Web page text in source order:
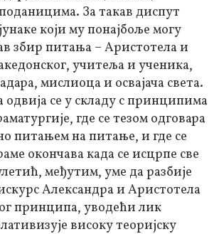
За такав диспут
који му понајбоље могу
збир питања – Аристотела и
учитеља и ученика,
мислиоца и освајача света.
се у складу с принципима
где се тезом одговара
питањем на питање, и где се
окончава када се исцрпе све
међутим, уме да разбије
Александра и Аристотела
принципа, уводећи лик
високу теоријску